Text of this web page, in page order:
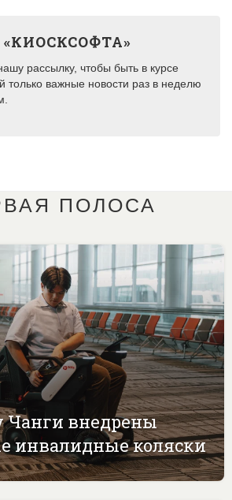
рассылку, чтобы быть в курсе
только важные новости раз в неделю
ПОЛОСА
Чанги внедрены
инвалидные коляски